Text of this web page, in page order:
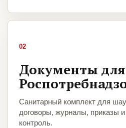
02
Документы для
Санитарный комплект для
договоры, журналы, приказы
контроль.